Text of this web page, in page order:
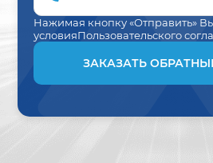
Нажимая кнопку «Отправить»
условияПользовательского
ЗАКАЗАТЬ